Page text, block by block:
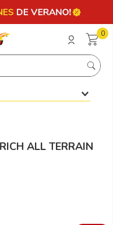
0
ALL TERRAIN
más buscados